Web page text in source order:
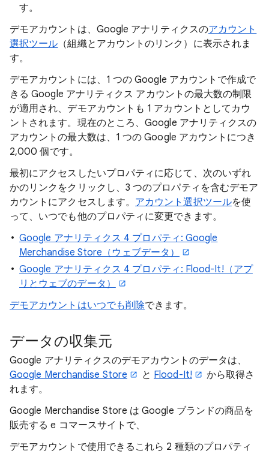
す。
デモアカウントは、Google アナリティクスのアカウント
選択ツール （組織とアカウントのリンク）に表示されま
す。
デモアカウントには、1 つの Google アカウントで作成で
きる Google アナリティクス アカウントの最大数の制限
が適用され、デモアカウントも 1 アカウントとしてカウ
ントされます。現在のところ、Google アナリティクスの
アカウントの最大数は、1 つの Google アカウントにつき
2,000 個です。
最初にアクセスしたいプロパティに応じて、次のいずれ
かのリンクをクリックし、3 つのプロパティを含むデモア
カウントにアクセスします。 アカウント選択ツールを使
って、いつでも他のプロパティに変更できます。
Google アナリティクス 4 プロパティ: Google
Merchandise Store（ウェブデータ）
Google アナリティクス 4 プロパティ: Flood-It!（アプ
リとウェブのデータ）
デモアカウントはいつでも削除できます。
データの収集元
Google アナリティクスのデモアカウントのデータは、
Google Merchandise Store
と Flood-It!
から取得さ
れます。
Google Merchandise Store は Google ブランドの商品を
販売する e コマースサイトで、
デモアカウントで使用できるこれら 2 種類のプロパティ